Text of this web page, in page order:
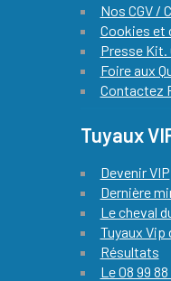
Nos CGV /
Cookies et
Presse Kit.
Foire aux
Contactez
Tuyaux
Devenir VIP
Dernière
Le cheval
Tuyaux Vip
Résultats
Le 08 99